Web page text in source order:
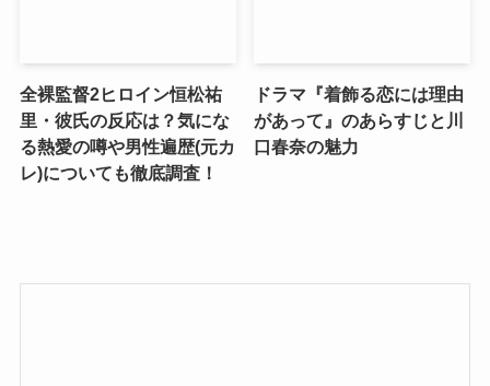
全裸監督2ヒロイン恒松祐
里・彼氏の反応は？気にな
る熱愛の噂や男性遍歴(元カ
レ)についても徹底調査！
ドラマ『着飾る恋には理由
があって』のあらすじと川
口春奈の魅力